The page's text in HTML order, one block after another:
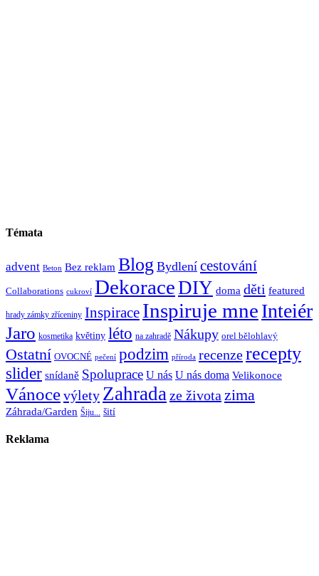
Témata
advent Beton Bez reklam Blog Bydlení cestování
Collaborations cukroví DekoraceDIY doma děti featured
hrady zámky zříceniny Inspirace Inspiruje mneInteiér
Jaro kosmetika květiny léto na zahradě Nákupy orel bělohlavý
Ostatní OVOCNÉ pečení podzim příroda recenzerecepty
slider snídaně Spoluprace U nás U nás doma Velikonoce
Vánocevýlety Zahrada ze života zima
Záhrada/Garden Šiju... šití
Reklama